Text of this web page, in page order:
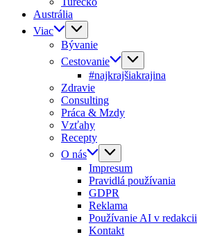
Austrália
Viac
Bývanie
Cestovanie
#najkrajšiakrajina
Zdravie
Consulting
Práca & Mzdy
Vzťahy
Recepty
O nás
Impresum
Pravidlá používania
GDPR
Reklama
Používanie AI v redakcii
Kontakt